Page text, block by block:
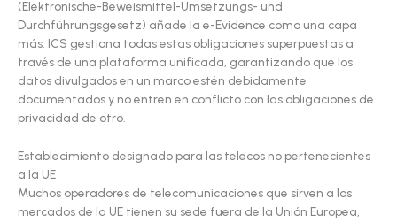
(Elektronische-Beweismittel-Umsetzungs- und
Durchführungsgesetz) añade la e-Evidence como una capa
más. ICS gestiona todas estas obligaciones superpuestas a
través de una plataforma unificada, garantizando que los
datos divulgados en un marco estén debidamente
documentados y no entren en conflicto con las obligaciones de
privacidad de otro.
Establecimiento designado para las telecos no pertenecientes
a la UE
Muchos operadores de telecomunicaciones que sirven a los
mercados de la UE tienen su sede fuera de la Unión Europea,